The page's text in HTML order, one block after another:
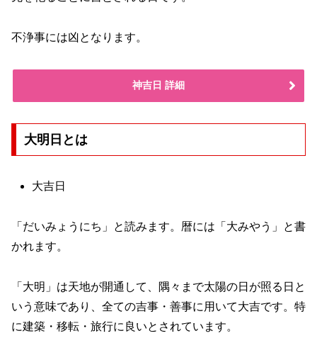
不浄事には凶となります。
神吉日 詳細
大明日とは
大吉日
「だいみょうにち」と読みます。暦には「大みやう」と書
かれます。
「大明」は天地が開通して、隅々まで太陽の日が照る日と
いう意味であり、全ての吉事・善事に用いて大吉です。特
に建築・移転・旅行に良いとされています。